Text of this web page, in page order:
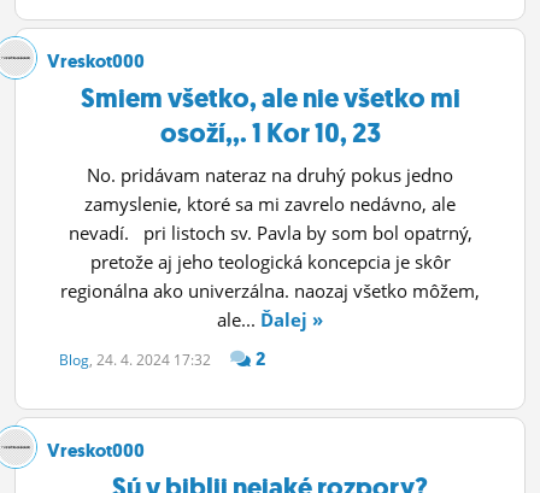
Vreskot000
Smiem všetko, ale nie všetko mi
osoží,,. 1 Kor 10, 23
No. pridávam nateraz na druhý pokus jedno
zamyslenie, ktoré sa mi zavrelo nedávno, ale
nevadí. pri listoch sv. Pavla by som bol opatrný,
pretože aj jeho teologická koncepcia je skôr
regionálna ako univerzálna. naozaj všetko môžem,
ale... Ďalej »
Blog, 24. 4. 2024 17:32 2
Vreskot000